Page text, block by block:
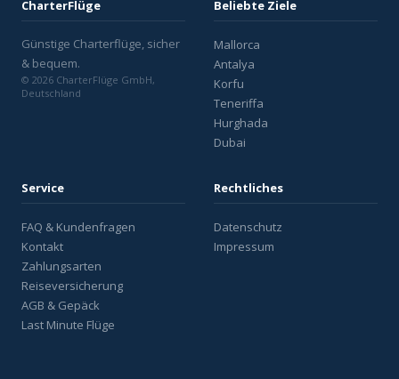
CharterFlüge
Günstige Charterflüge, sicher
& bequem.
© 2026 CharterFlüge GmbH,
Deutschland
Beliebte Ziele
Mallorca
Antalya
Korfu
Teneriffa
Hurghada
Dubai
Service
FAQ & Kundenfragen
Kontakt
Zahlungsarten
Reiseversicherung
AGB & Gepäck
Last Minute Flüge
Rechtliches
Datenschutz
Impressum